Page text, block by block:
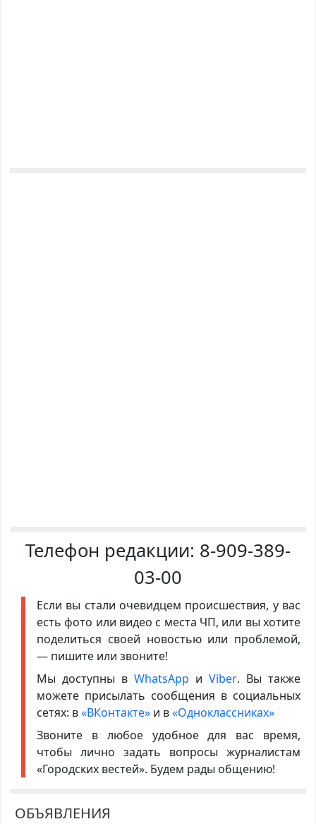
Телефон редакции: 8-909-389-
03-00
Если вы стали очевидцем происшествия, у вас
есть фото или видео с места ЧП, или вы хотите
поделиться своей новостью или проблемой,
— пишите или звоните!
Мы доступны в WhatsApp иViber. Вы также
можете присылать сообщения в социальных
сетях: в«ВКонтакте»и в«Одноклассниках»
Звоните в любое удобное для вас время,
чтобы лично задать вопросы журналистам
«Городских вестей». Будем рады общению!
ОБЪЯВЛЕНИЯ